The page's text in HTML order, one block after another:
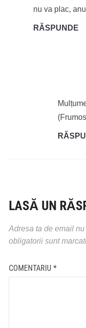
nu va plac,
RĂSPUNDE
LASĂ UN
Adresa ta de email
obligatorii sunt
COMENTARIU *